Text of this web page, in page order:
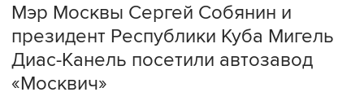
Мэр Москвы Сергей Собянин и
президент Республики Куба Мигель
Диас-Канель посетили автозавод
«Москвич»